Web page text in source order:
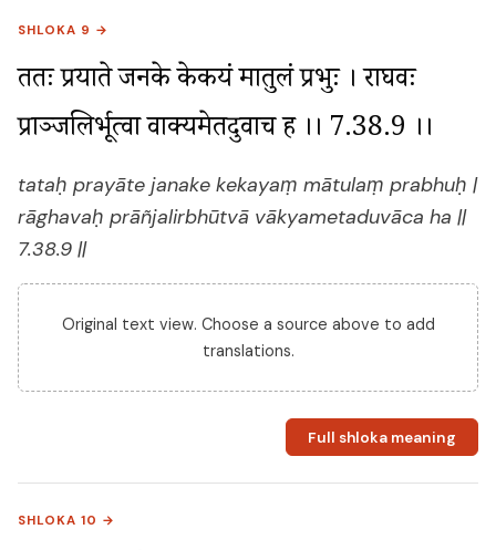
SHLOKA 9 →
ततः प्रयाते जनके केकयं मातुलं प्रभुः । राघवः
प्राञ्जलिर्भूत्वा वाक्यमेतदुवाच ह ।। 7.38.9 ।।
tataḥ prayāte janake kekayaṃ mātulaṃ prabhuḥ |
rāghavaḥ prāñjalirbhūtvā vākyametaduvāca ha ||
7.38.9 ||
Original text view. Choose a source above to add
translations.
Full shloka meaning
SHLOKA 10 →